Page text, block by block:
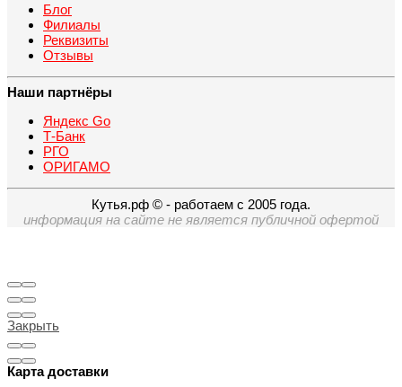
Блог
Филиалы
Реквизиты
Отзывы
Наши партнёры
Яндекс Go
Т-Банк
РГО
ОРИГАМО
Кутья.рф © - работаем с 2005 года.
информация на сайте не является публичной офертой
Закрыть
Карта доставки